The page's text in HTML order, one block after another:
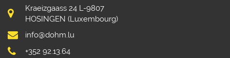
Kraeizgaass 24 L-9807
HOSINGEN (Luxembourg)
info@dohm.lu
+352 92.13.64